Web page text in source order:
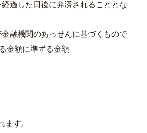
過した日後に弁済されることとな
融機関のあっせんに基づくもので
金額に準ずる金額
す。